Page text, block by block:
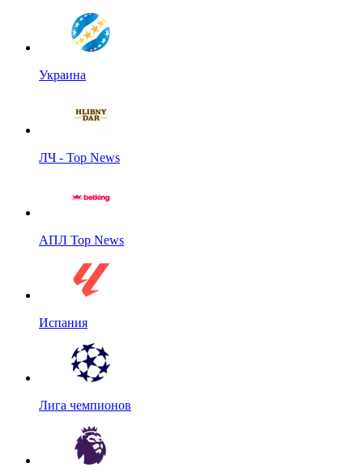
Украина
ЛЧ - Top News
АПЛ Top News
Испания
Лига чемпионов